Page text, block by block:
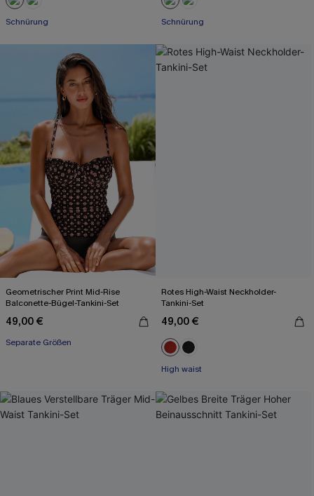
Schnürung Schnürung
Geometrischer Print Mid-Rise
Balconette-Bügel-Tankini-Set
49,00 €
Separate Größen
Rotes High-Waist Neckholder-
Tankini-Set
49,00 €
High waist